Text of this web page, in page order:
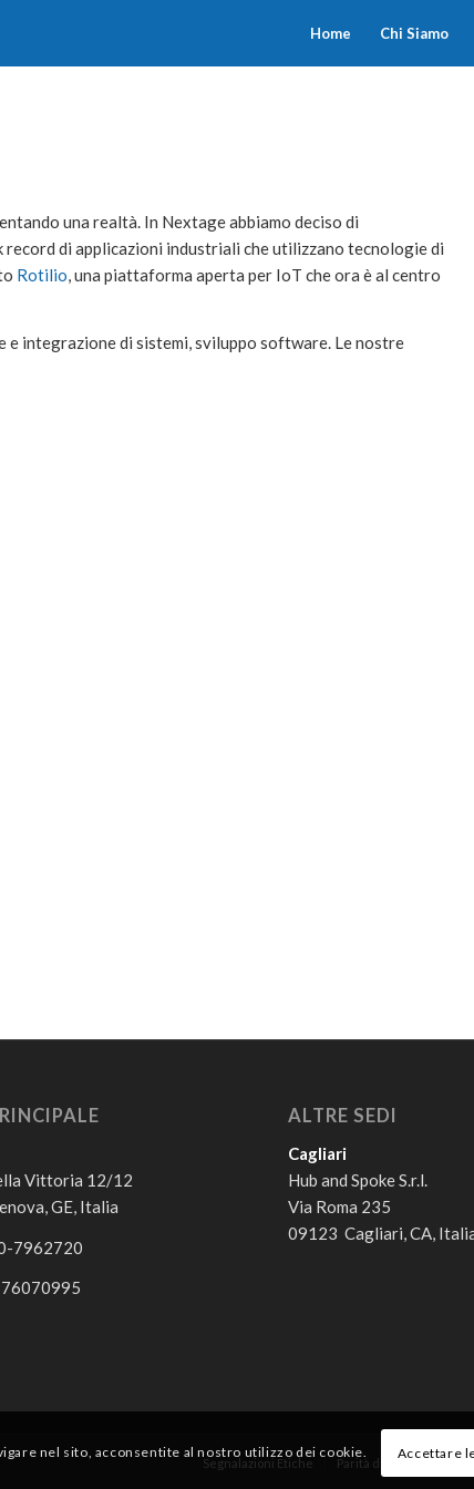
Home Chi Siamo
una realtà. In Nextage abbiamo deciso di
di applicazioni industriali che utilizzano tecnologie di
Rotilio, una piattaforma aperta per IoT che ora è al centro
integrazione di sistemi, sviluppo software. Le nostre
Vittoria 12/12
GE, Italia
7962720
ALTRE SEDI
Cagliari
Hub and Spoke S.r.l.
Via Roma 235
09123 Cagliari, CA,
Segnalazioni Etiche Parità di Genere
nel sito, acconsentite al nostro utilizzo dei cookie. Accettare